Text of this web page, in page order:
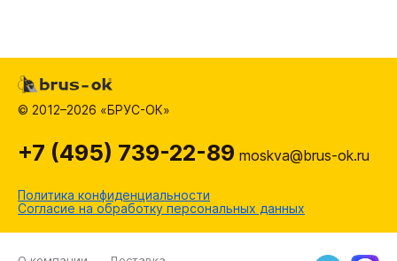
© 2012–2026 «БРУС-ОК»
Политика конфиденциальности
Согласие на обработку персональных данных
+7 (495) 739-22-89 moskva@brus-ok.ru